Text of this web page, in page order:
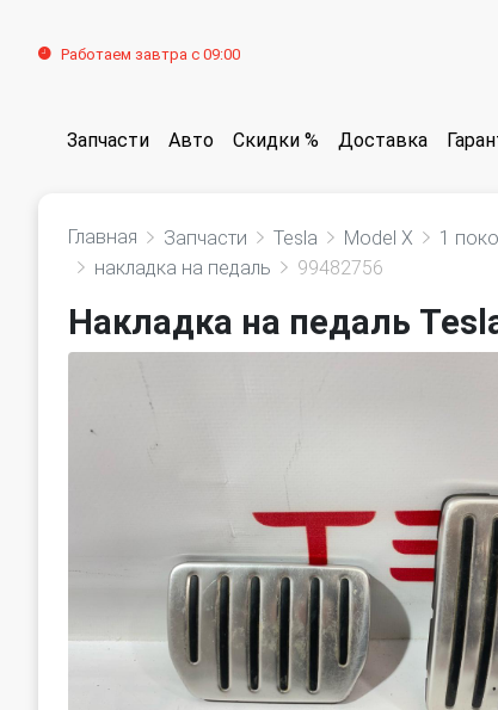
Работаем завтра с 09:00
Запчасти Авто Скидки % Доставка
Главная Запчасти Tesla Model X
1
накладка на педаль
99482756
Накладка на педаль